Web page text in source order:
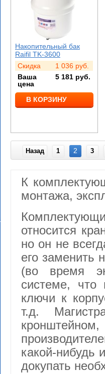
Накопительный бак
Raifil TK-3600
Скидка
1 036 руб.
Ваша
цена
5 181 руб.
В КОРЗИНУ
Назад 1 2 3
К
монтажа,
относится
но он не
его заменить
(во время
системе, что
ключи к
т.д.
какой-нибудь
докупать